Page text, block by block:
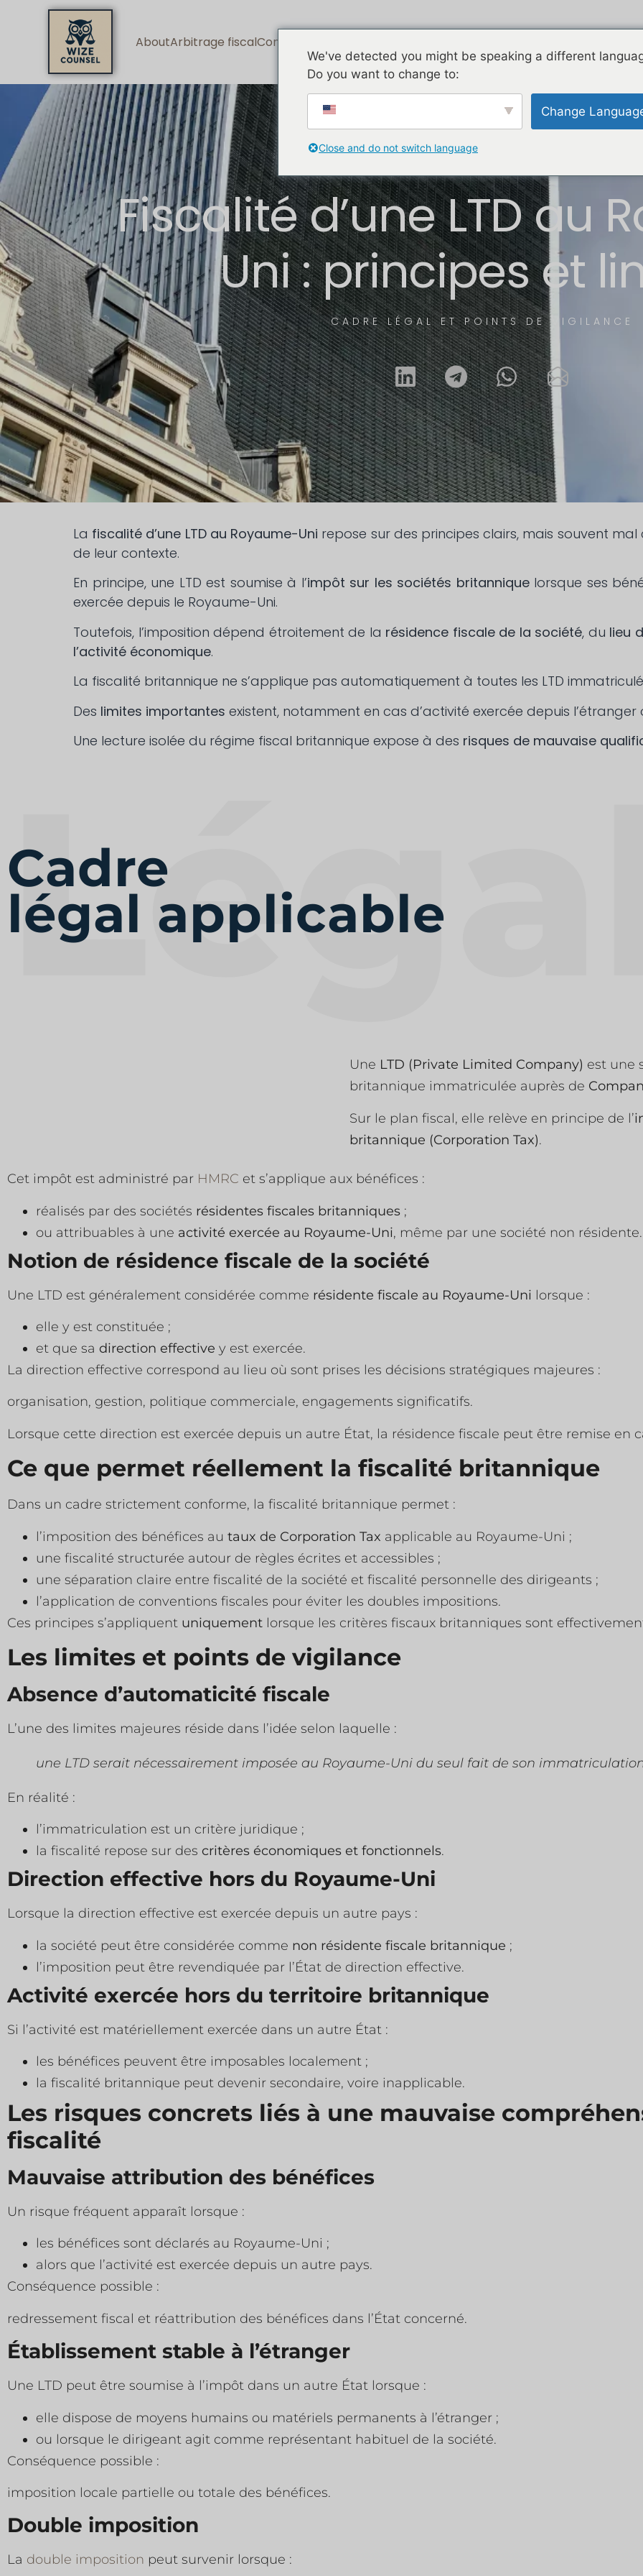
AboutArbitrage fiscalConsulting
Fiscalité d’une LTD au
Uni : principes et
CADRE LÉGAL ET POINTS DE VIGILANCE
La fiscalité d’une LTD au Royaume-Uni repose sur des principes clairs, mais souvent
de leur contexte.
En principe, une LTD est soumise à l’impôt sur les sociétés britanniquelorsque ses
exercée depuis le Royaume-Uni.
Toutefois, l’imposition dépend étroitement de la résidence fiscale de la société, du lieu
l’activité économique.
La fiscalité britannique ne s’applique pas automatiquement à toutes les LTD
Des limites importantes existent, notamment en cas d’activité exercée depuis
Une lecture isolée du régime fiscal britannique expose à des risques de mauvaise
Cadre
légal applicable
Une LTD (Private Limited Company) est une
britannique immatriculée auprès de
Sur le plan fiscal, elle relève en principe de l’
britannique (Corporation Tax).
Cet impôt est administré par HMRC et s’applique aux bénéfices :
réalisés par des sociétés résidentes fiscales britanniques ;
ou attribuables à une activité exercée au Royaume-Uni, même par une société non résidente.
Notion de résidence fiscale de la société
Une LTD est généralement considérée comme résidente fiscale au Royaume-Uni lorsque :
elle y est constituée ;
et que sa direction effective y est exercée.
La direction effective correspond au lieu où sont prises les décisions stratégiques majeures :
organisation, gestion, politique commerciale, engagements significatifs.
Lorsque cette direction est exercée depuis un autre État, la résidence fiscale peut être remise en
Ce que permet réellement la fiscalité britannique
Dans un cadre strictement conforme, la fiscalité britannique permet :
l’imposition des bénéfices au taux de Corporation Tax applicable au Royaume-Uni ;
une fiscalité structurée autour de règles écrites et accessibles ;
une séparation claire entre fiscalité de la société et fiscalité personnelle des dirigeants ;
l’application de conventions fiscales pour éviter les doubles impositions.
Ces principes s’appliquent uniquement lorsque les critères fiscaux britanniques sont
Les limites et points de vigilance
Absence d’automaticité fiscale
L’une des limites majeures réside dans l’idée selon laquelle :
une LTD serait nécessairement imposée au Royaume-Uni du seul fait de son
En réalité :
l’immatriculation est un critère juridique ;
la fiscalité repose sur des critères économiques et fonctionnels.
Direction effective hors du Royaume-Uni
Lorsque la direction effective est exercée depuis un autre pays :
la société peut être considérée comme non résidente fiscale britannique ;
l’imposition peut être revendiquée par l’État de direction effective.
Activité exercée hors du territoire britannique
Si l’activité est matériellement exercée dans un autre État :
les bénéfices peuvent être imposables localement ;
la fiscalité britannique peut devenir secondaire, voire inapplicable.
Les risques concrets liés à une mauvaise
fiscalité
Mauvaise attribution des bénéfices
Un risque fréquent apparaît lorsque :
les bénéfices sont déclarés au Royaume-Uni ;
alors que l’activité est exercée depuis un autre pays.
Conséquence possible :
redressement fiscal et réattribution des bénéfices dans l’État concerné.
Établissement stable à l’étranger
Une LTD peut être soumise à l’impôt dans un autre État lorsque :
elle dispose de moyens humains ou matériels permanents à l’étranger ;
ou lorsque le dirigeant agit comme représentant habituel de la société.
Conséquence possible :
imposition locale partielle ou totale des bénéfices.
Double imposition
La double imposition peut survenir lorsque :
We've detected you might be speaking a different
Do you want to change to:
Change
Close and do not switch language